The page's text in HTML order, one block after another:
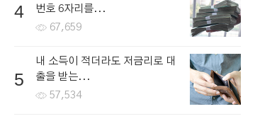
4
번호 6자리를...
67,659
5
내 소득이 적더라도 저금리로 대
출을 받는...
57,534